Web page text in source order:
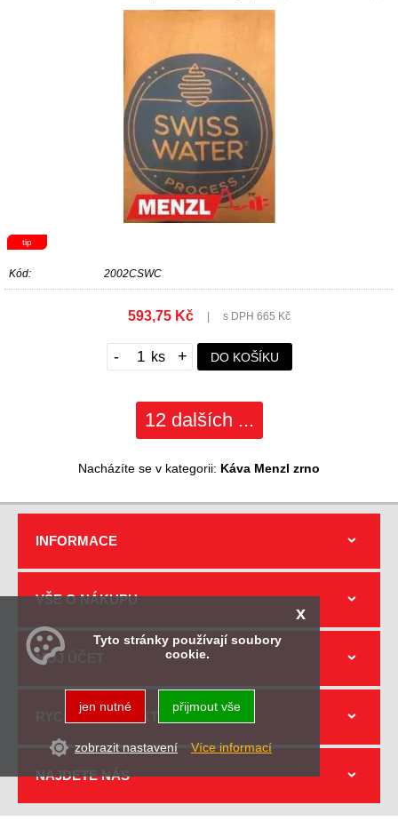
tip
Kód: 2002CSWC
593,75 Kč s DPH 665 Kč
- + DO KOŠÍKU
12 dalších ...
Nacházíte se v kategorii: Káva Menzl zrno
INFORMACE
VŠE O NÁKUPU
MŮJ ÚČET
RYCHLÝ KONTAKT
NAJDETE NÁS
x
Tyto stránky používají soubory
cookie.
jen nutné přijmout vše
zobrazit nastavení Více informací